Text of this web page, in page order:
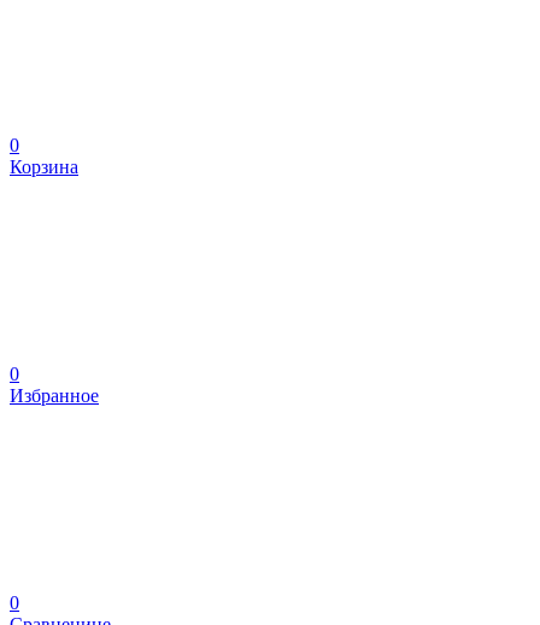
0
Корзина
0
Избранное
0